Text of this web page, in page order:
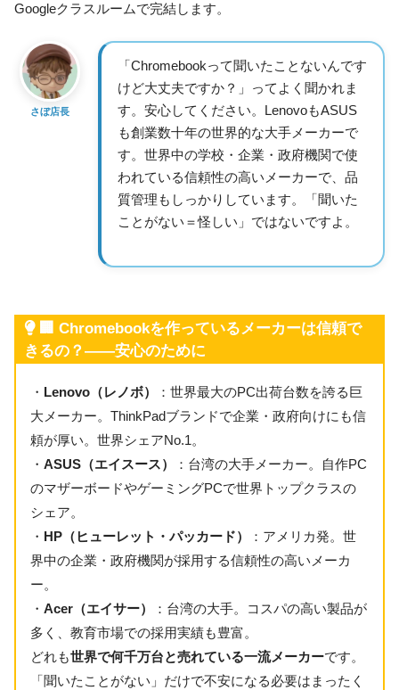
Googleクラスルームで完結します。
さぼ店長
「Chromebookって聞いたことないんです
けど大丈夫ですか？」ってよく聞かれま
す。安心してください。LenovoもASUS
も創業数十年の世界的な大手メーカーで
す。世界中の学校・企業・政府機関で使
われている信頼性の高いメーカーで、品
質管理もしっかりしています。「聞いた
ことがない＝怪しい」ではないですよ。
🏢 Chromebookを作っているメーカーは信頼で
きるの？——安心のために
・ Lenovo（レノボ）
：世界最大のPC出荷台数を誇る巨
大メーカー。ThinkPadブランドで企業・政府向けにも信
頼が厚い。世界シェアNo.1。
・ ASUS（エイスース）
：台湾の大手メーカー。自作PC
のマザーボードやゲーミングPCで世界トップクラスの
シェア。
・ HP（ヒューレット・パッカード）
：アメリカ発。世
界中の企業・政府機関が採用する信頼性の高いメーカ
ー。
・ Acer（エイサー）
：台湾の大手。コスパの高い製品が
多く、教育市場での採用実績も豊富。
どれも世界で何千万台と売れている一流メーカーです。
「聞いたことがない」だけで不安になる必要はまったく